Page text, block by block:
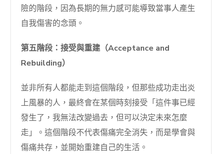
險的階段，因為長期的無力感可能導致當事人產生
自我傷害的念頭。
第五階段：接受與重建（Acceptance and
Rebuilding）
並非所有人都能走到這個階段，但那些成功走出炎
上風暴的人，最終會在某個時刻接受「這件事已經
發生了，我無法改變過去，但可以決定未來怎麼
走」。這個階段不代表傷痛完全消失，而是學會與
傷痛共存，並開始重建自己的生活。